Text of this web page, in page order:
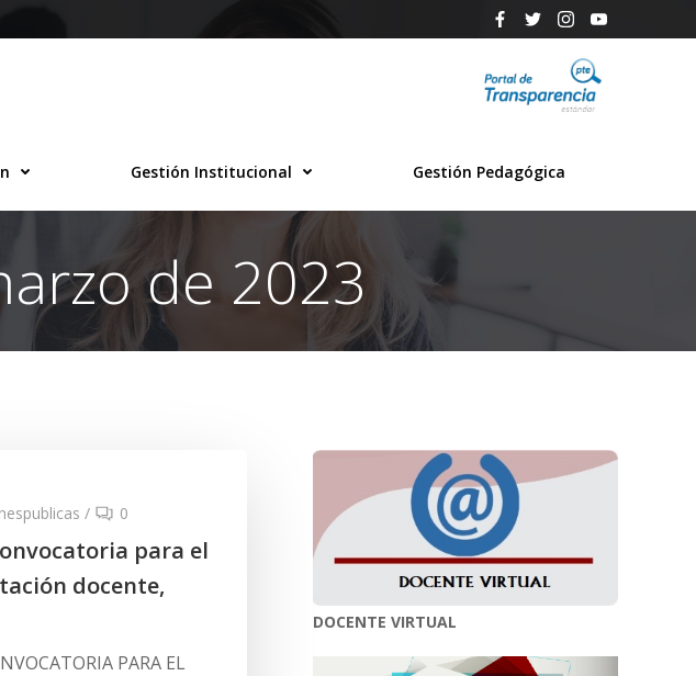
Gestión Institucional Gestión Pedagógica
de 2023
/ 0
para el
docente,
PARA EL
DOCENTE VIRTUAL